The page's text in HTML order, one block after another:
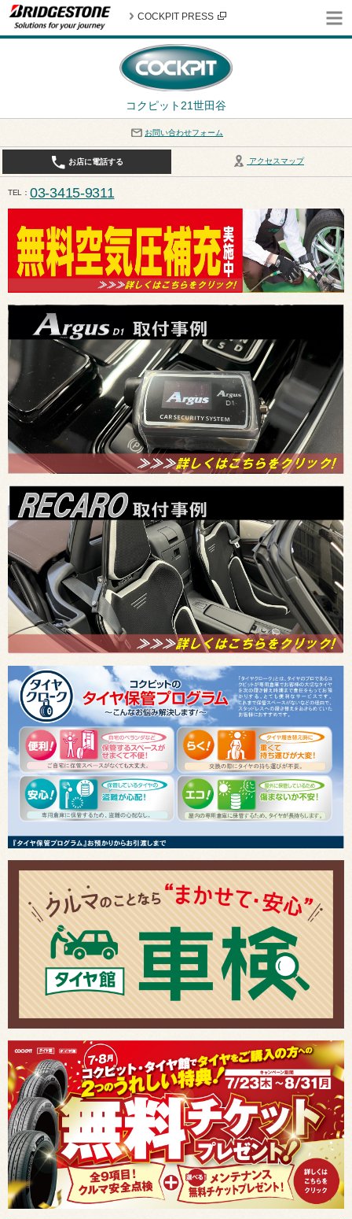
コクピット21世田谷
COCKPIT PRESS
お問い合わせフォーム
アクセスマップ
お店に電話する
TEL 03-3415-9311
平日10:30〜19:00 作業受付終了は17:30になります。 / 定休日：8月定休日は火曜日、水曜日とな
ます。ご注意ください。